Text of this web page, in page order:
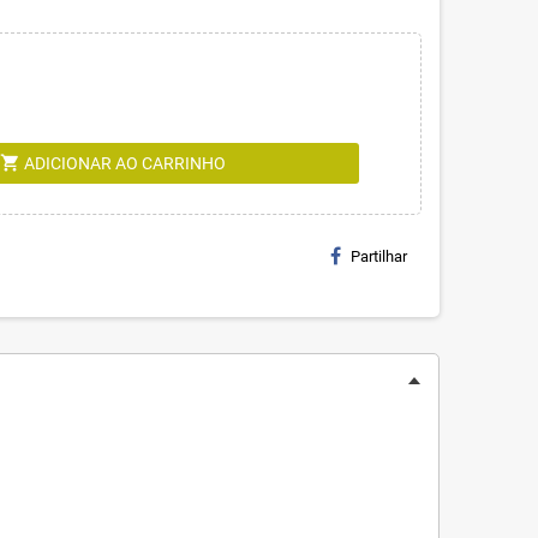
shopping_cart ADICIONAR AO CARRINHO
Partilhar